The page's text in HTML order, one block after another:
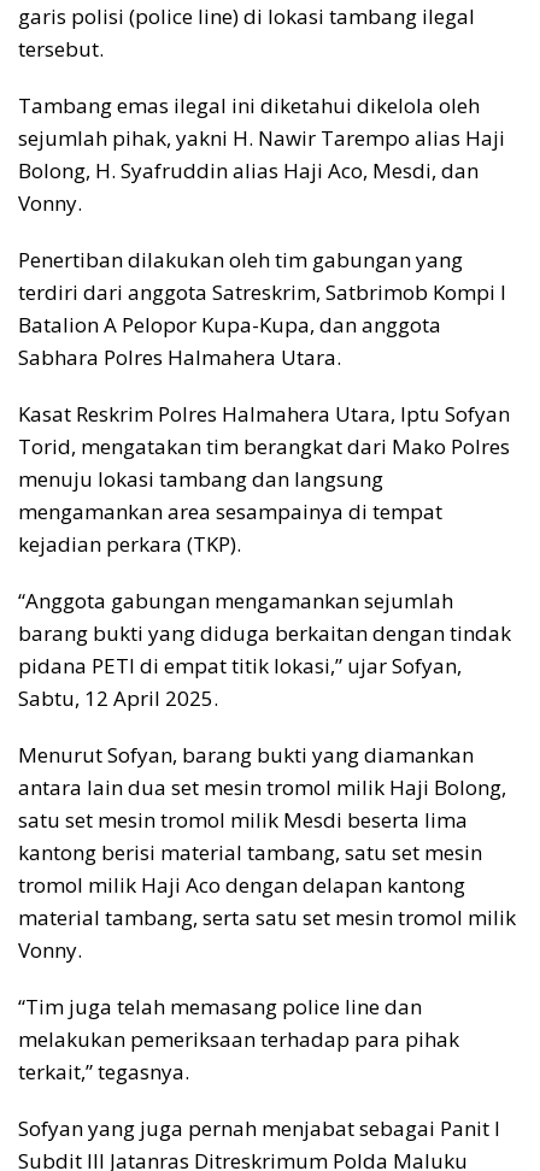
garis polisi (police line) di lokasi tambang ilegal
tersebut.
Tambang emas ilegal ini diketahui dikelola oleh
sejumlah pihak, yakni H. Nawir Tarempo alias Haji
Bolong, H. Syafruddin alias Haji Aco, Mesdi, dan
Vonny.
Penertiban dilakukan oleh tim gabungan yang
terdiri dari anggota Satreskrim, Satbrimob Kompi I
Batalion A Pelopor Kupa-Kupa, dan anggota
Sabhara Polres Halmahera Utara.
Kasat Reskrim Polres Halmahera Utara, Iptu Sofyan
Torid, mengatakan tim berangkat dari Mako Polres
menuju lokasi tambang dan langsung
mengamankan area sesampainya di tempat
kejadian perkara (TKP).
“Anggota gabungan mengamankan sejumlah
barang bukti yang diduga berkaitan dengan tindak
pidana PETI di empat titik lokasi,” ujar Sofyan,
Sabtu, 12 April 2025.
Menurut Sofyan, barang bukti yang diamankan
antara lain dua set mesin tromol milik Haji Bolong,
satu set mesin tromol milik Mesdi beserta lima
kantong berisi material tambang, satu set mesin
tromol milik Haji Aco dengan delapan kantong
material tambang, serta satu set mesin tromol milik
Vonny.
“Tim juga telah memasang police line dan
melakukan pemeriksaan terhadap para pihak
terkait,” tegasnya.
Sofyan yang juga pernah menjabat sebagai Panit I
Subdit III Jatanras Ditreskrimum Polda Maluku